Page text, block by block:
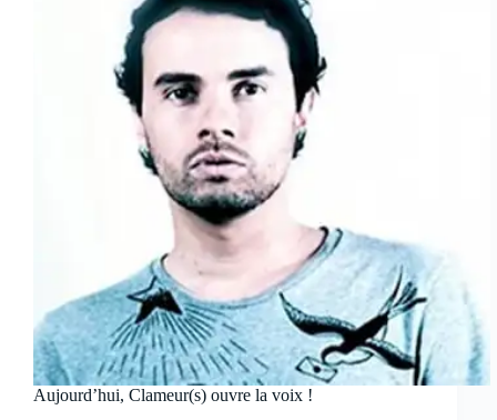
Aujourd’hui, Clameur(s) ouvre la voix !